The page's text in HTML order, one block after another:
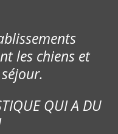
les chiens et
QUI A DU